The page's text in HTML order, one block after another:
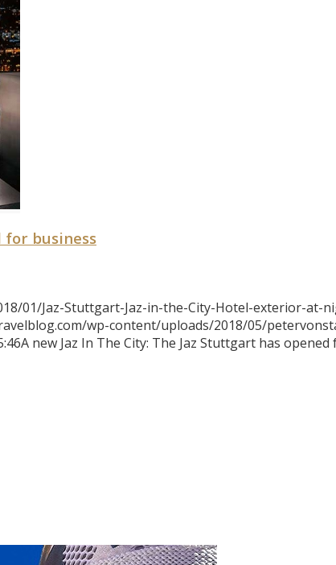
for business
01/Jaz-Stuttgart-Jaz-in-the-City-Hotel-exterior-at-
wp-content/uploads/2018/05/
A new Jaz In The City: The Jaz Stuttgart has opened